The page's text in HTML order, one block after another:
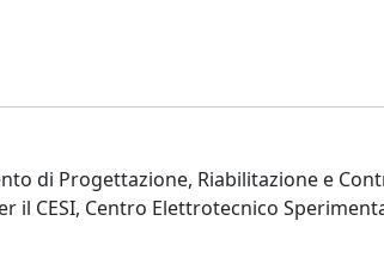
di Progettazione, Riabilitazione e
CESI, Centro Elettrotecnico